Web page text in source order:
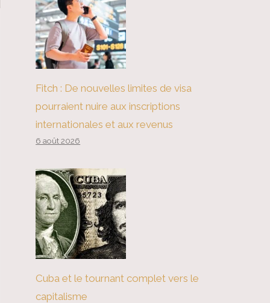
Fitch : De nouvelles limites de visa
pourraient nuire aux inscriptions
internationales et aux revenus
6 août 2026
Cuba et le tournant complet vers le
capitalisme